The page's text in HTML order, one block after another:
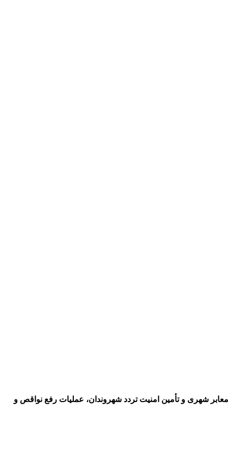
از سوی معاونت حمل‌ونقل و ترافیک منطقه ۱۰ در راستای ارتقای ایمنی معابر شهری و تأمین امنیت تردد شهروندان، عملیات رفع نواقص و